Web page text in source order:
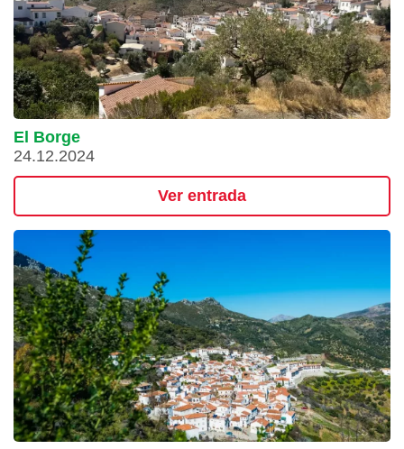
El Borge
24.12.2024
Ver entrada